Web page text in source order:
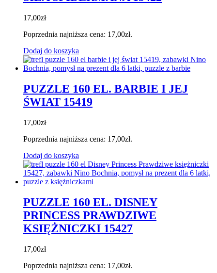
17,00zł
Poprzednia najniższa cena: 17,00zł.
Dodaj do koszyka
PUZZLE 160 EL. BARBIE I JEJ
ŚWIAT 15419
17,00zł
Poprzednia najniższa cena: 17,00zł.
Dodaj do koszyka
PUZZLE 160 EL. DISNEY
PRINCESS PRAWDZIWE
KSIĘŻNICZKI 15427
17,00zł
Poprzednia najniższa cena: 17,00zł.